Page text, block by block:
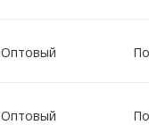
Оптовый
Оптовый